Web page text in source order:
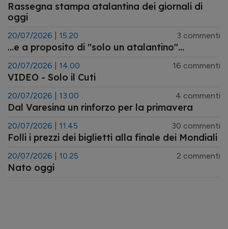
Rassegna stampa atalantina dei giornali di
oggi
20/07/2026 | 15.20 3 commenti
...e a proposito di "solo un atalantino"...
20/07/2026 | 14.00 16 commenti
VIDEO - Solo il Cuti
20/07/2026 | 13.00 4 commenti
Dal Varesina un rinforzo per la primavera
20/07/2026 | 11.45 30 commenti
Folli i prezzi dei biglietti alla finale dei Mondiali
20/07/2026 | 10.25 2 commenti
Nato oggi